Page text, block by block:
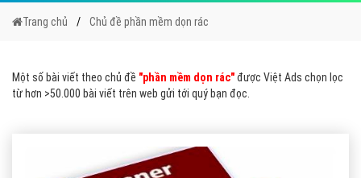
Trang chủ Chủ đề phần mềm dọn rác
Một số bài viết theo chủ đề "phần mềm dọn rác"được Việt Ads chọn lọc
từ hơn >50.000 bài viết trên web gửi tới quý bạn đọc.